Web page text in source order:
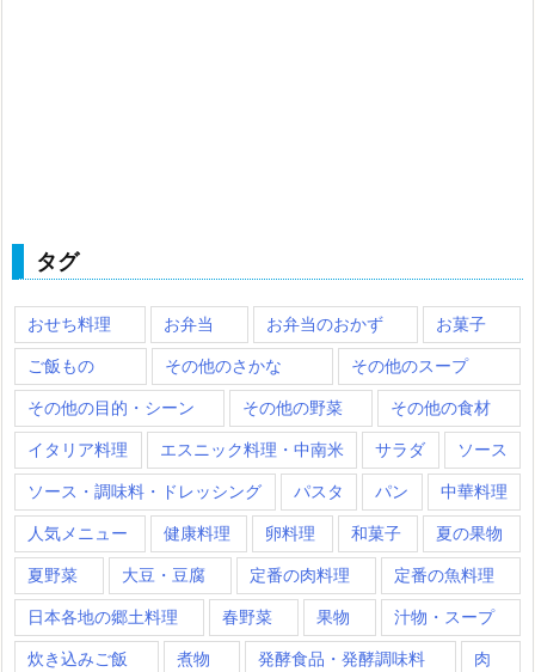
タグ
おせち料理 お弁当 お弁当のおかず お菓子
ご飯もの その他のさかな その他のスープ
その他の目的・シーン その他の野菜 その他の食材
イタリア料理 エスニック料理・中南米 サラダ ソース
ソース・調味料・ドレッシング パスタ パン 中華料理
人気メニュー 健康料理 卵料理 和菓子 夏の果物
夏野菜 大豆・豆腐 定番の肉料理 定番の魚料理
日本各地の郷土料理 春野菜 果物 汁物・スープ
炊き込みご飯 煮物 発酵食品・発酵調味料 肉